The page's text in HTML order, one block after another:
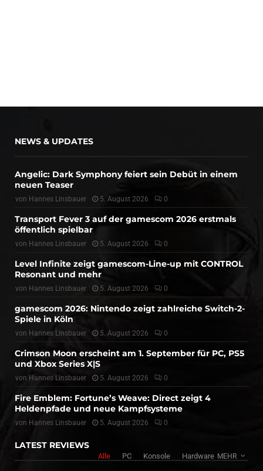
NEWS & UPDATES
Angelic: Dark Symphony feiert sein Debüt in einem
neuen Teaser
von Hannes Linsbauer 5. August 2026 0
Transport Fever 3 auf der gamescom 2026 erstmals
öffentlich spielbar
von Hannes Linsbauer 5. August 2026 0
Level Infinite zeigt gamescom-Line-up mit CONTROL
Resonant und mehr
von Hannes Linsbauer 5. August 2026 0
gamescom 2026: Nintendo zeigt zahlreiche Switch-2-
Spiele in Köln
von Hannes Linsbauer 5. August 2026 0
Crimson Moon erscheint am 1. September für PC, PS5
und Xbox Series X|S
von Hannes Linsbauer 5. August 2026 0
Fire Emblem: Fortune’s Weave: Direct zeigt 4
Heldenpfade und neue Kampfsysteme
von Hannes Linsbauer 5. August 2026 0
LATEST REVIEWS
Alle PC Konsole Hardware MEHR